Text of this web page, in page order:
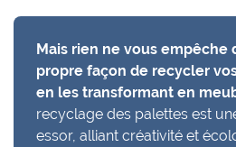
Mais rien ne vous
propre façon de recycler
en les transformant en
recyclage des palettes est
essor, alliant créativité et